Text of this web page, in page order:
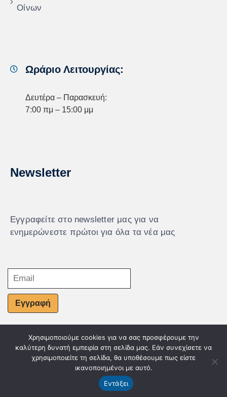
Οίνων
Ωράριο Λειτουργίας:
Δευτέρα – Παρασκευή:
7:00 πμ – 15:00 μμ
Newsletter
Εγγραφείτε στο newsletter μας για να
ενημερώνεστε πρώτοι για όλα τα νέα μας
Εγγραφή
© Powered by Knowledge AE
Χρησιμοποιούμε cookies για να σας προσφέρουμε την
καλύτερη δυνατή εμπειρία στη σελίδα μας. Εάν συνεχίσετε να
χρησιμοποιείτε τη σελίδα, θα υποθέσουμε πως είστε
ικανοποιημένοι με αυτό.
Εντάξει